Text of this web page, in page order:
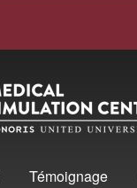
Témoignage